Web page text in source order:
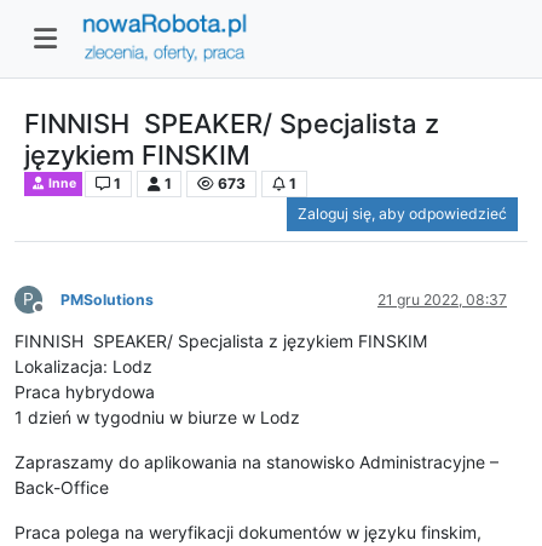
FINNISH SPEAKER/ Specjalista z
językiem FINSKIM
Inne 1 1 673
1
Zaloguj się, aby odpowiedzieć
P
Niedostępny
PMSolutions 21 gru 2022, 08:37
FINNISH SPEAKER/ Specjalista z językiem FINSKIM
Lokalizacja: Lodz
Praca hybrydowa
1 dzień w tygodniu w biurze w Lodz
Zapraszamy do aplikowania na stanowisko Administracyjne –
Back-Office
Praca polega na weryfikacji dokumentów w języku finskim,